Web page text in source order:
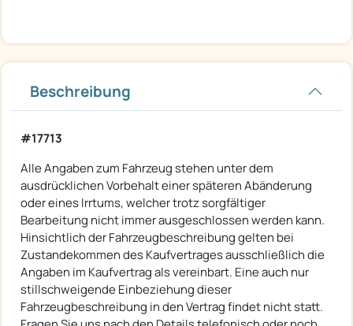
Beschreibung
#17713
Alle Angaben zum Fahrzeug stehen unter dem
ausdrücklichen Vorbehalt einer späteren Abänderung
oder eines Irrtums, welcher trotz sorgfältiger
Bearbeitung nicht immer ausgeschlossen werden kann.
Hinsichtlich der Fahrzeugbeschreibung gelten bei
Zustandekommen des Kaufvertrages ausschließlich die
Angaben im Kaufvertrag als vereinbart. Eine auch nur
stillschweigende Einbeziehung dieser
Fahrzeugbeschreibung in den Vertrag findet nicht statt.